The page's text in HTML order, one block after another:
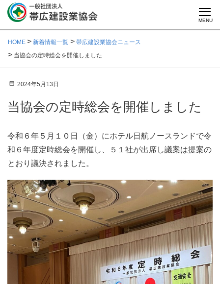
MENU
HOME 新着情報一覧
帯広建設業協会ニュース
当協会の定時総会を開催しました
2024年5月13日
当協会の定時総会を開催しました
令和６年５月１０日（金）にホテル日航ノースランドで令
和６年度定時総会を開催し、５１社が出席し議案は提案の
とおり議決されました。